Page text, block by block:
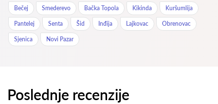
Bečej Smederevo Bačka Topola Kikinda Kuršumlija
Pantelej Senta Šid Inđija Lajkovac Obrenovac
Sjenica Novi Pazar
Poslednje recenzije